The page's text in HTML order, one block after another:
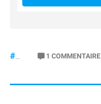
#osmopocket4P
1 COMMENTAIRE